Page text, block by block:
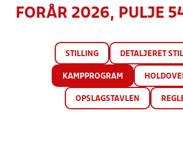
FORÅR 2026, PULJE
STILLING DETALJERET
KAMPPROGRAM
OPSLAGSTAVLEN